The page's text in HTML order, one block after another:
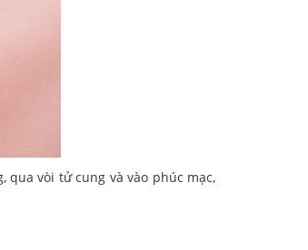
qua vòi tử cung và vào phúc mạc,